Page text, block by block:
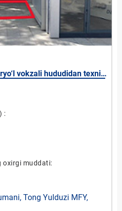
vokzali hududidan texnik
:
oxirgi muddati:
Tong Yulduzi MFY,